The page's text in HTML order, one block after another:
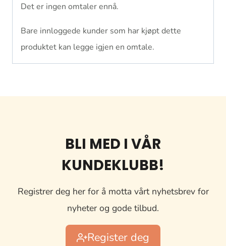
Det er ingen omtaler ennå.
Bare innloggede kunder som har kjøpt dette
produktet kan legge igjen en omtale.
BLI MED I VÅR
KUNDEKLUBB!
Registrer deg her for å motta vårt nyhetsbrev for
nyheter og gode tilbud.
Register deg